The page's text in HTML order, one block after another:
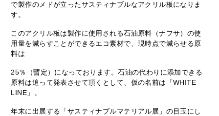
で製作のメドが立ったサスティナブルなアクリル板になりま
す。
このアクリル板は製作に使用される石油原料（ナフサ）の使
用量を減らすことができるエコ素材で、現時点で減らせる原
料は
25％（暫定）になっております。石油の代わりに添加できる
原料は追って発表させて頂くとして、仮の名前は「WHITE
LINE」。
年末に出展する「サスティナブルマテリアル展」の目玉にし